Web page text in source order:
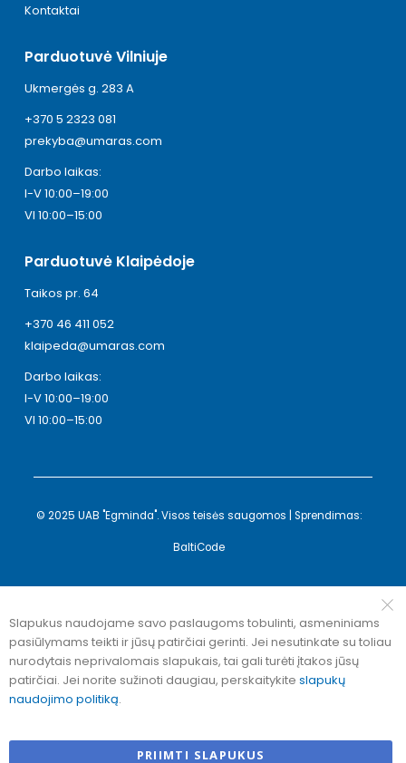
Kontaktai
Parduotuvė Vilniuje
Ukmergės g. 283 A
+370 5 2323 081
prekyba@umaras.com
Darbo laikas:
I-V 10:00–19:00
VI 10:00–15:00
Parduotuvė Klaipėdoje
Taikos pr. 64
+370 46 411 052
klaipeda@umaras.com
Darbo laikas:
I-V 10:00–19:00
VI 10:00–15:00
© 2025 UAB "Egminda". Visos teisės saugomos | Sprendimas:
BaltiCode
Slapukus naudojame savo paslaugoms tobulinti, asmeniniams
pasiūlymams teikti ir jūsų patirčiai gerinti. Jei nesutinkate su toliau
nurodytais neprivalomais slapukais, tai gali turėti įtakos jūsų
patirčiai. Jei norite sužinoti daugiau, perskaitykite slapukų
naudojimo politiką.
PRIIMTI SLAPUKUS